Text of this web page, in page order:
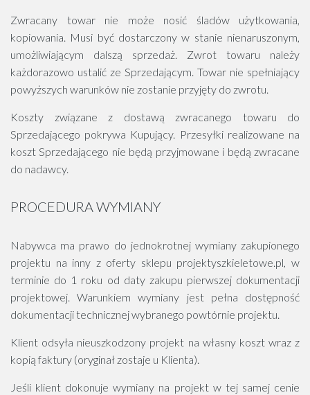
Zwracany towar nie może nosić śladów użytkowania,
kopiowania. Musi być dostarczony w stanie nienaruszonym,
umożliwiającym dalszą sprzedaż. Zwrot towaru należy
każdorazowo ustalić ze Sprzedającym. Towar nie spełniający
powyższych warunków nie zostanie przyjęty do zwrotu.
Koszty związane z dostawą zwracanego towaru do
Sprzedającego pokrywa Kupujący. Przesyłki realizowane na
koszt Sprzedającego nie będą przyjmowane i będą zwracane
do nadawcy.
PROCEDURA WYMIANY
Nabywca ma prawo do jednokrotnej wymiany zakupionego
projektu na inny z oferty sklepu projektyszkieletowe.pl, w
terminie do 1 roku od daty zakupu pierwszej dokumentacji
projektowej. Warunkiem wymiany jest pełna dostępność
dokumentacji technicznej wybranego powtórnie projektu.
Klient odsyła nieuszkodzony projekt na własny koszt wraz z
kopią faktury (oryginał zostaje u Klienta).
Jeśli klient dokonuje wymiany na projekt w tej samej cenie